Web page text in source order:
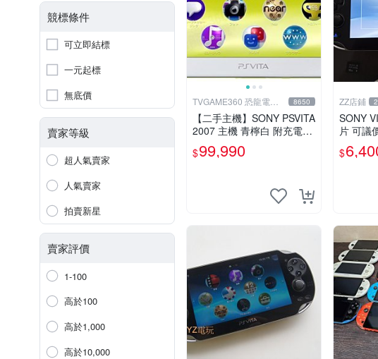
競標條件
可立即結標
一元起標
無底價
賣家等級
超人氣賣家
人氣賣家
拍賣新星
賣家評價
1-100
高於100
高於1,000
高於10,000
TVGAME360 恐龍電玩- 8650
【二手主機】SONY PSVITA
2007 主機 青檸白 附充電器
USB傳輸線 PS VITA PSV 台
中恐龍電玩
$99,990
ZZ店鋪
SONY
片 可議
$